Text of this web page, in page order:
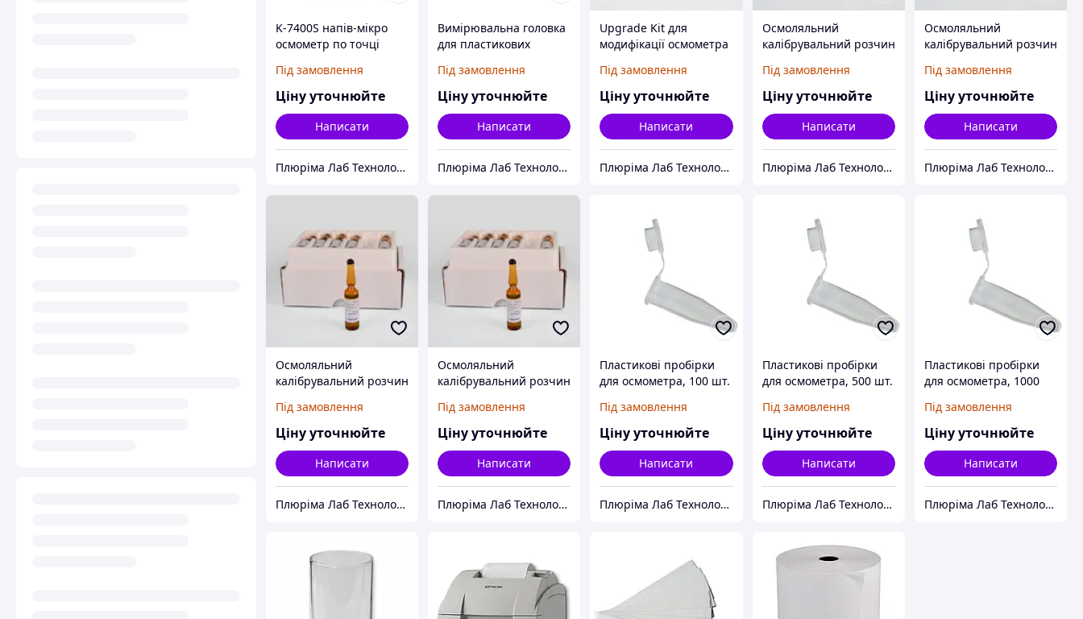
K-7400S напів-мікро
осмометр по точці
Під замовлення
Ціну уточнюйте
Написати
Плюріма Лаб Технолоджис
Вимірювальна головка
для пластикових
Під замовлення
Ціну уточнюйте
Написати
Плюріма Лаб Технолоджис
Upgrade Kit для
модифікації осмометра
Під замовлення
Ціну уточнюйте
Написати
Плюріма Лаб Технолоджис
Осмоляльний
калібрувальний розчин
Під замовлення
Ціну уточнюйте
Написати
Плюріма Лаб Технолоджис
Осмоляльний
калібрувальний розчин
Під замовлення
Ціну уточнюйте
Написати
Плюріма Лаб Технолоджис
Осмоляльний
калібрувальний розчин
Під замовлення
Ціну уточнюйте
Написати
Плюріма Лаб Технолоджис
Осмоляльний
калібрувальний розчин
Під замовлення
Ціну уточнюйте
Написати
Плюріма Лаб Технолоджис
Пластикові пробірки
для осмометра, 100 шт.
Під замовлення
Ціну уточнюйте
Написати
Плюріма Лаб Технолоджис
Пластикові пробірки
для осмометра, 500 шт.
Під замовлення
Ціну уточнюйте
Написати
Плюріма Лаб Технолоджис
Пластикові пробірки
для осмометра, 1000
Під замовлення
Ціну уточнюйте
Написати
Плюріма Лаб Технолоджис